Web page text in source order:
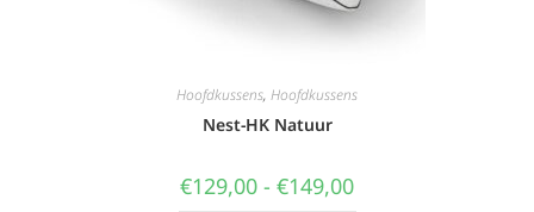
Hoofdkussens, Hoofdkussens
Nest-HK Natuur
€129,00 - €149,00